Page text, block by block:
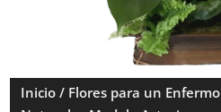
Inicio / Flores para un Enfermo